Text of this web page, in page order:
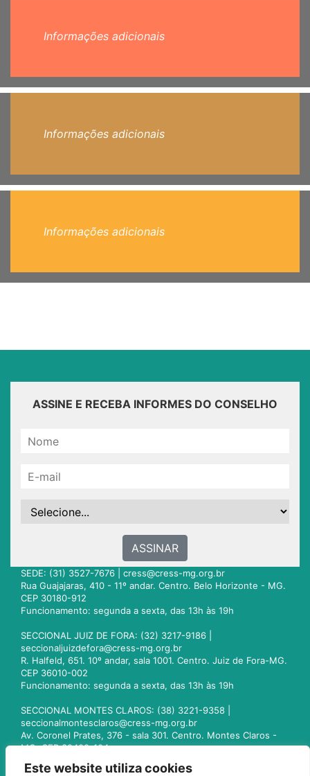
Este website utiliza cookies
Informações adicionais
Informações adicionais
Informações adicionais
ASSINE E RECEBA INFORMES DO CONSELHO
ASSINAR
SEDE: (31) 3527-7676 | cress@cress-mg.org.br
Rua Guajajaras, 410 - 11º andar. Centro. Belo Horizonte - MG.
CEP 30180-912
Funcionamento: segunda a sexta, das 13h às 19h
SECCIONAL JUIZ DE FORA: (32) 3217-9186 |
seccionaljuizdefora@cress-mg.org.br
R. Halfeld, 651. 10º andar, sala 1001. Centro. Juiz de Fora-MG.
CEP 36010-002
Funcionamento: segunda a sexta, das 13h às 19h
SECCIONAL MONTES CLAROS: (38) 3221-9358 |
seccionalmontesclaros@cress-mg.org.br
Av. Coronel Prates, 376 - sala 301. Centro. Montes Claros -
MG. CEP 39400-104